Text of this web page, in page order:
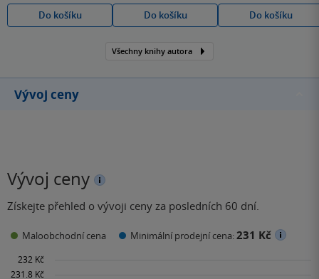
Do košíku
Do košíku
Do košíku
Všechny knihy autora
Vývoj ceny
Vývoj ceny
Získejte přehled o vývoji ceny za posledních 60 dní.
Maloobchodní cena Minimální prodejní cena:231 Kč